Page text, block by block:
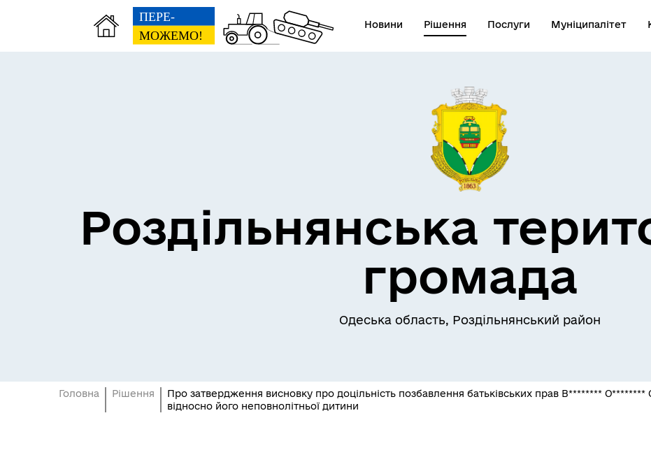
Новини Рішення Послуги Муніципалітет
Засідання постійних комісій Цивільний захист населення
Пам’яті військових громади
військовослужбовців та їх
Роздільнянська
громада
Одеська область, Роздільнянський район
Головна Рішення
Про затвердження висновку про доцільність позбавлення батьківських прав В******** О********
відносно його неповнолітньої дитини